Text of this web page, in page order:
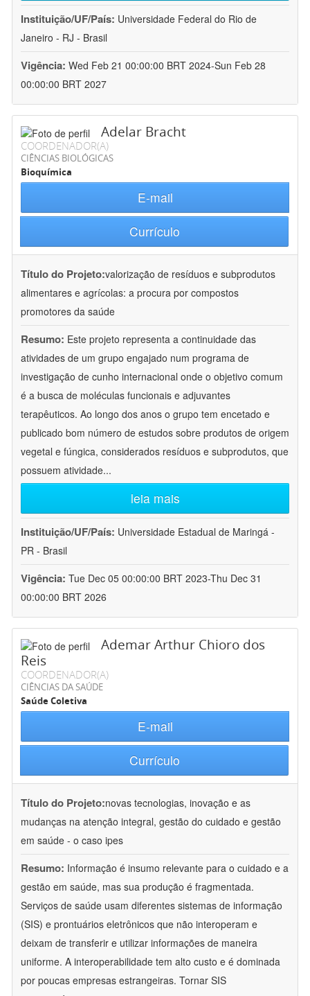
Instituição/UF/País: Universidade Federal do Rio de
Janeiro - RJ - Brasil
Vigência: Wed Feb 21 00:00:00 BRT 2024-Sun Feb 28
00:00:00 BRT 2027
Adelar Bracht
COORDENADOR(A)
CIÊNCIAS BIOLÓGICAS
Bioquímica
E-mail
Currículo
Título do Projeto:valorização de resíduos e subprodutos
alimentares e agrícolas: a procura por compostos
promotores da saúde
Resumo: Este projeto representa a continuidade das
atividades de um grupo engajado num programa de
investigação de cunho internacional onde o objetivo comum
é a busca de moléculas funcionais e adjuvantes
terapêuticos. Ao longo dos anos o grupo tem encetado e
publicado bom número de estudos sobre produtos de origem
vegetal e fúngica, considerados resíduos e subprodutos, que
possuem atividade...
leia mais
Instituição/UF/País: Universidade Estadual de Maringá -
PR - Brasil
Vigência: Tue Dec 05 00:00:00 BRT 2023-Thu Dec 31
00:00:00 BRT 2026
Ademar Arthur Chioro dos
Reis
COORDENADOR(A)
CIÊNCIAS DA SAÚDE
Saúde Coletiva
E-mail
Currículo
Título do Projeto:novas tecnologias, inovação e as
mudanças na atenção integral, gestão do cuidado e gestão
em saúde - o caso ipes
Resumo: Informação é insumo relevante para o cuidado e a
gestão em saúde, mas sua produção é fragmentada.
Serviços de saúde usam diferentes sistemas de informação
(SIS) e prontuários eletrônicos que não interoperam e
deixam de transferir e utilizar informações de maneira
uniforme. A interoperabilidade tem alto custo e é dominada
por poucas empresas estrangeiras. Tornar SIS